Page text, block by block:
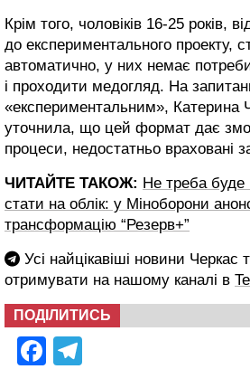
Крім того, чоловіків 16-25 років,
до експериментального проекту,
автоматично, у них немає
і проходити медогляд. На
«експериментальним», Катерина
уточнила, що цей формат дає
процеси, недостатньо враховані
ЧИТАЙТЕ ТАКОЖ: Не треба
стати на облік: у Міноборони
трансформацію “Резерв+”
Усі найцікавіші новини Черкас
отримувати на нашому каналі в
ПОДІЛИТИСЬ
Facebook